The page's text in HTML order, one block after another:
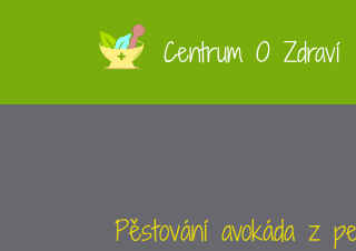
Centrum O Zdraví
Pěstování avokáda z